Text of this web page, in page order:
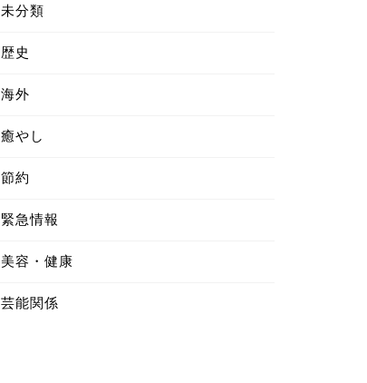
未分類
歴史
海外
癒やし
節約
緊急情報
美容・健康
芸能関係